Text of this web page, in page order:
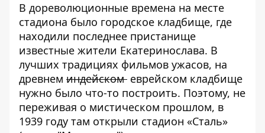
В дореволюционные времена на месте
стадиона было городское кладбище, где
находили последнее пристанище
известные жители Екатеринослава. В
лучших традициях фильмов ужасов, на
древнем индейском еврейском кладбище
нужно было что-то построить. Поэтому, не
переживая о мистическом прошлом, в
1939 году там открыли стадион «Сталь»